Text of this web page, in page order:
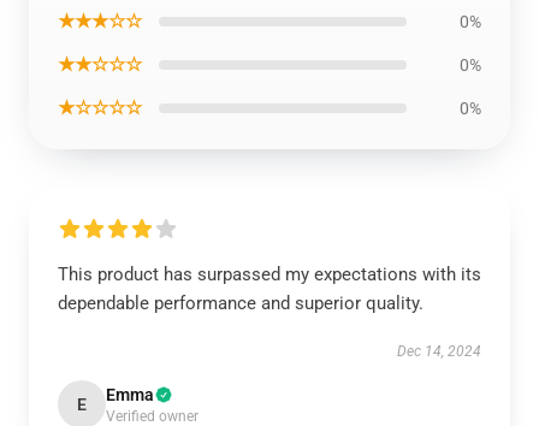
★★★☆☆ 0%
★★☆☆☆ 0%
★☆☆☆☆ 0%
This product has surpassed my expectations with its
dependable performance and superior quality.
Dec 14, 2024
E Emma
Verified owner